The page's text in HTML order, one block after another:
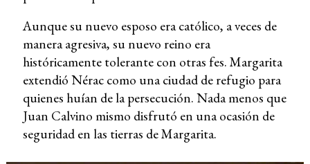
Aunque su nuevo esposo era católico, a veces de
manera agresiva, su nuevo reino era
históricamente tolerante con otras fes. Margarita
extendió Nérac como una ciudad de refugio para
quienes huían de la persecución. Nada menos que
Juan Calvino mismo disfrutó en una ocasión de
seguridad en las tierras de Margarita.